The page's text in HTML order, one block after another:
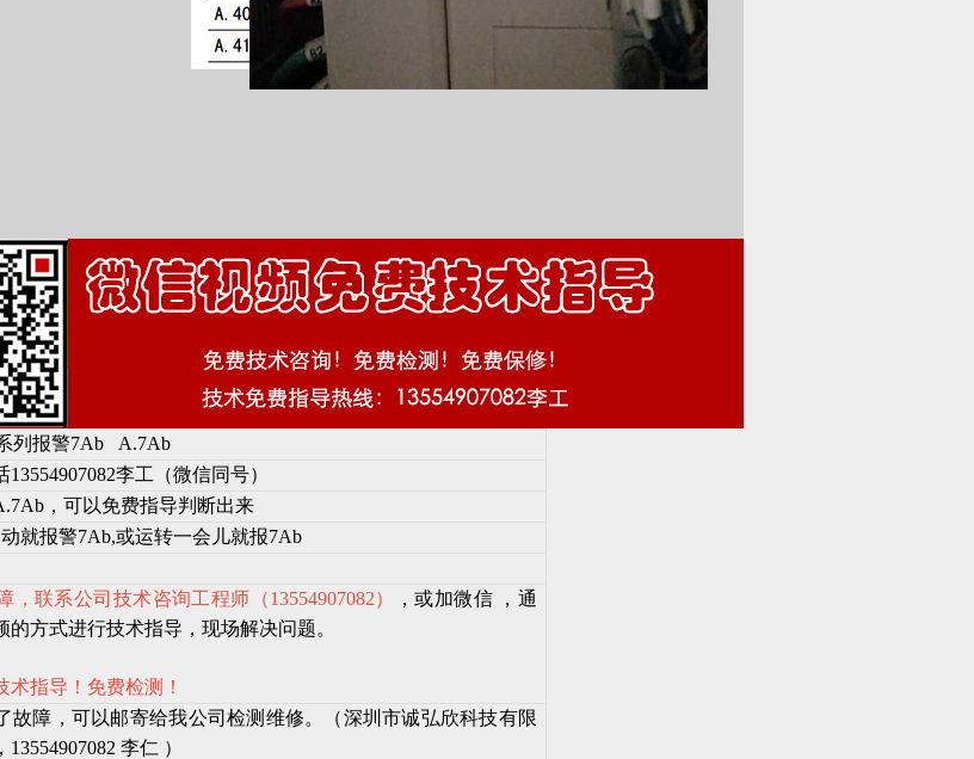
列报警7Ab A.7Ab
李工（微信同号）
，可以免费指导判断出来
就报警7Ab,或运转一会儿就报7Ab
，联系公司技术咨询工程师（13554907082）
，或加微信 ，通
的方式进行技术指导，现场解决问题。
术指导！免费检测！
故障，可以邮寄给我公司检测维修。（深圳市诚弘欣科技有限
李仁 ）